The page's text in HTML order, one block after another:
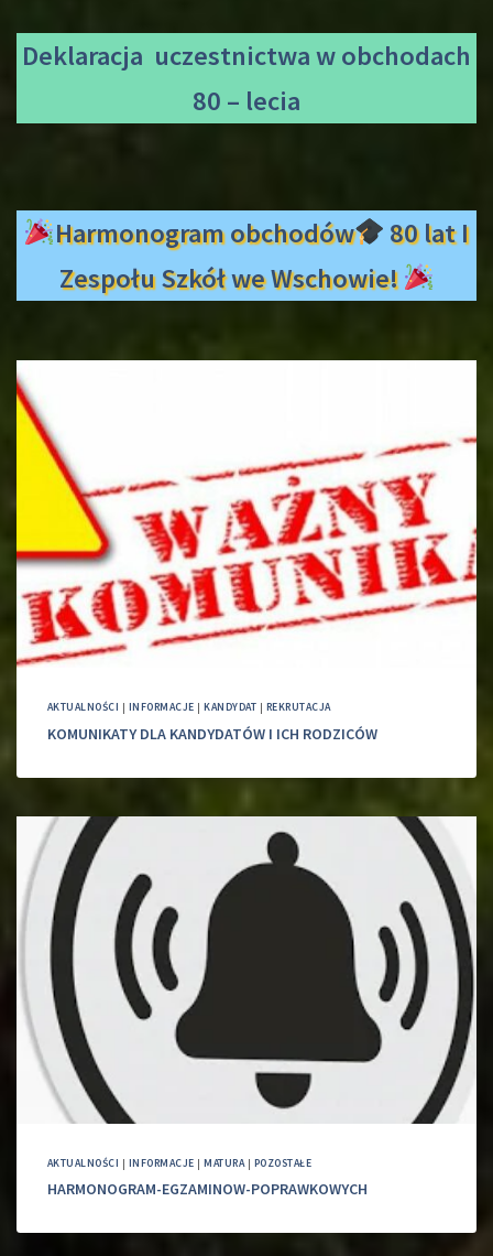
Deklaracja uczestnictwaw obchodach
80 – lecia
Harmonogram obchodów
80 lat I
Zespołu Szkół we Wschowie!
AKTUALNOŚCI | INFORMACJE |KANDYDAT | REKRUTACJA
KOMUNIKATY DLA KANDYDATÓW I ICH RODZICÓW
AKTUALNOŚCI | INFORMACJE |MATURA | POZOSTAŁE
HARMONOGRAM-EGZAMINOW-POPRAWKOWYCH